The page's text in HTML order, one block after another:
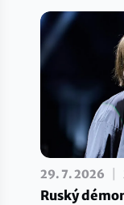
29. 7. 2026
Ruský